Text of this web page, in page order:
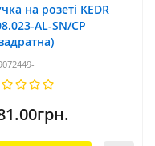
на розеті KEDR
AL-SN/CP